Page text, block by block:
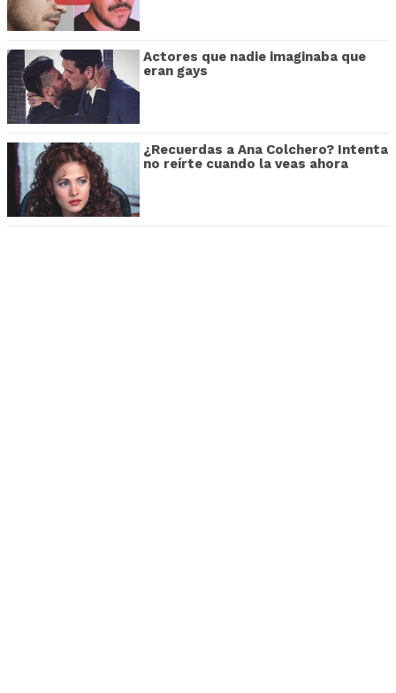
Actores que nadie imaginaba que
eran gays
¿Recuerdas a Ana Colchero? Intenta
no reírte cuando la veas ahora